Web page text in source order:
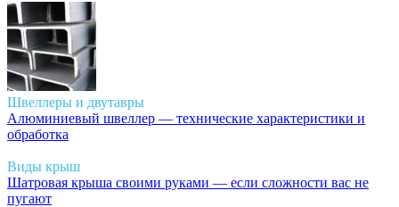
Швеллеры и двутавры
Алюминиевый швеллер — технические характеристики и
обработка
Виды крыш
Шатровая крыша своими руками — если сложности вас не
пугают